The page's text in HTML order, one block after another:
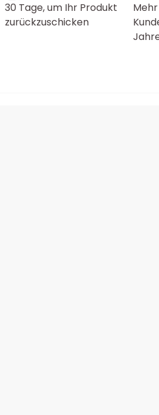
30 Tage, um Ihr Produkt
zurückzuschicken